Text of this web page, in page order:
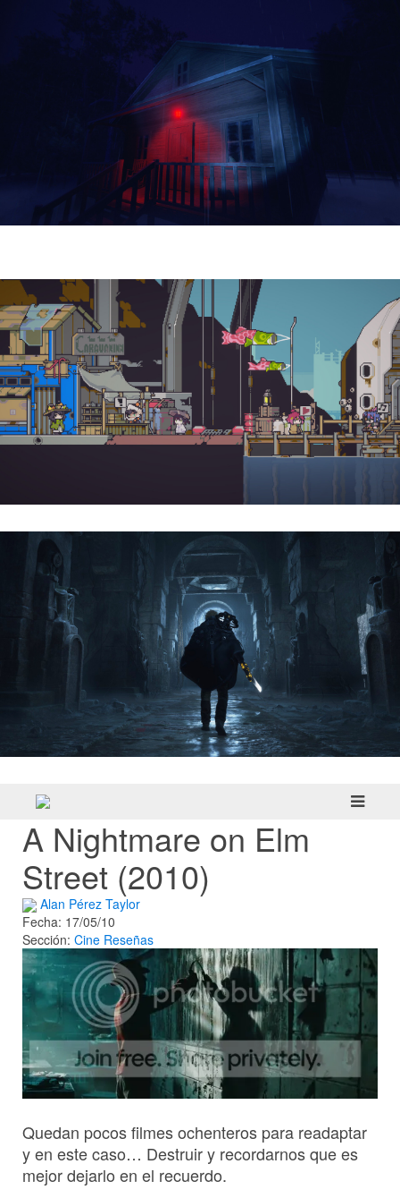
A Nightmare on Elm
Street (2010)
Alan Pérez Taylor
Fecha: 17/05/10
Sección: Cine Reseñas
Quedan pocos filmes ochenteros para readaptar
y en este caso… Destruir y recordarnos que es
mejor dejarlo en el recuerdo.